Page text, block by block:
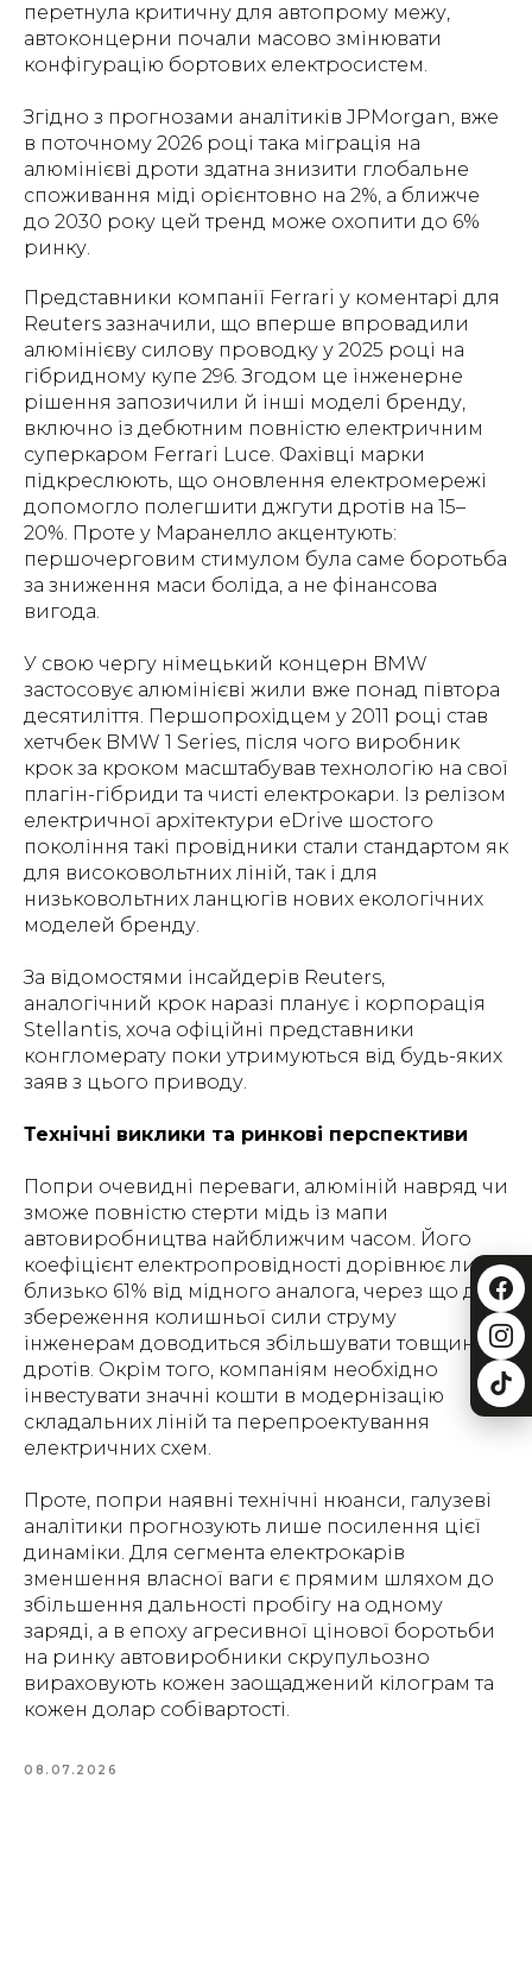
перетнула критичну для автопрому межу,
автоконцерни почали масово змінювати
конфігурацію бортових електросистем.
Згідно з прогнозами аналітиків JPMorgan, вже
в поточному 2026 році така міграція на
алюмінієві дроти здатна знизити глобальне
споживання міді орієнтовно на 2%, а ближче
до 2030 року цей тренд може охопити до 6%
ринку.
Представники компанії Ferrari у коментарі для
Reuters зазначили, що вперше впровадили
алюмінієву силову проводку у 2025 році на
гібридному купе 296. Згодом це інженерне
рішення запозичили й інші моделі бренду,
включно із дебютним повністю електричним
суперкаром Ferrari Luce. Фахівці марки
підкреслюють, що оновлення електромережі
допомогло полегшити джгути дротів на 15–
20%. Проте у Маранелло акцентують:
першочерговим стимулом була саме боротьба
за зниження маси боліда, а не фінансова
вигода.
У свою чергу німецький концерн BMW
застосовує алюмінієві жили вже понад півтора
десятиліття. Першопрохідцем у 2011 році став
хетчбек BMW 1 Series, після чого виробник
крок за кроком масштабував технологію на свої
плагін-гібриди та чисті електрокари. Із релізом
електричної архітектури eDrive шостого
покоління такі провідники стали стандартом як
для високовольтних ліній, так і для
низьковольтних ланцюгів нових екологічних
моделей бренду.
За відомостями інсайдерів Reuters,
аналогічний крок наразі планує і корпорація
Stellantis, хоча офіційні представники
конгломерату поки утримуються від будь-яких
заяв з цього приводу.
Технічні виклики та ринкові перспективи
Попри очевидні переваги, алюміній навряд чи
зможе повністю стерти мідь із мапи
автовиробництва найближчим часом. Його
коефіцієнт електропровідності дорівнює лише
близько 61% від мідного аналога, через що для
збереження колишньої сили струму
інженерам доводиться збільшувати товщину
дротів. Окрім того, компаніям необхідно
інвестувати значні кошти в модернізацію
складальних ліній та перепроектування
електричних схем.
Проте, попри наявні технічні нюанси, галузеві
аналітики прогнозують лише посилення цієї
динаміки. Для сегмента електрокарів
зменшення власної ваги є прямим шляхом до
збільшення дальності пробігу на одному
заряді, а в епоху агресивної цінової боротьби
на ринку автовиробники скрупульозно
вираховують кожен заощаджений кілограм та
кожен долар собівартості.
08.07.2026